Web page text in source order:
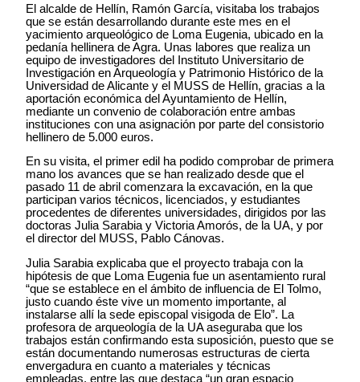
El alcalde de Hellín, Ramón García, visitaba los trabajos
que se están desarrollando durante este mes en el
yacimiento arqueológico de Loma Eugenia, ubicado en la
pedanía hellinera de Agra. Unas labores que realiza un
equipo de investigadores del Instituto Universitario de
Investigación en Arqueología y Patrimonio Histórico de la
Universidad de Alicante y el MUSS de Hellín, gracias a la
aportación económica del Ayuntamiento de Hellín,
mediante un convenio de colaboración entre ambas
instituciones con una asignación por parte del consistorio
hellinero de 5.000 euros.
En su visita, el primer edil ha podido comprobar de primera
mano los avances que se han realizado desde que el
pasado 11 de abril comenzara la excavación, en la que
participan varios técnicos, licenciados, y estudiantes
procedentes de diferentes universidades, dirigidos por las
doctoras Julia Sarabia y Victoria Amorós, de la UA, y por
el director del MUSS, Pablo Cánovas.
Julia Sarabia explicaba que el proyecto trabaja con la
hipótesis de que Loma Eugenia fue un asentamiento rural
“que se establece en el ámbito de influencia de El Tolmo,
justo cuando éste vive un momento importante, al
instalarse allí la sede episcopal visigoda de Elo”. La
profesora de arqueología de la UA aseguraba que los
trabajos están confirmando esta suposición, puesto que se
están documentando numerosas estructuras de cierta
envergadura en cuanto a materiales y técnicas
empleadas, entre las que destaca “un gran espacio